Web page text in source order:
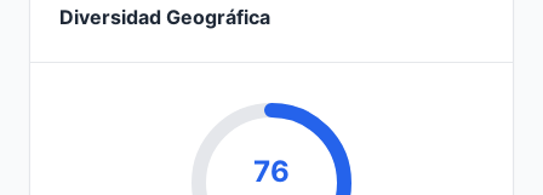
Diversidad Geográfica
76